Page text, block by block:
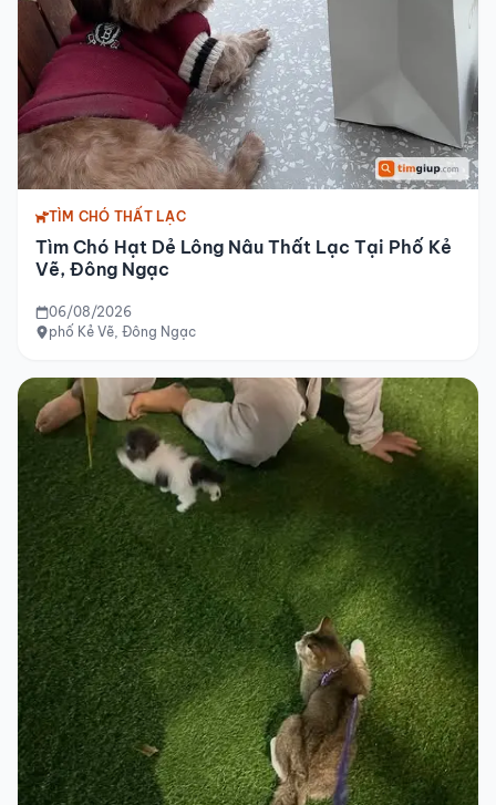
TÌM CHÓ THẤT LẠC
Tìm Chó Hạt Dẻ Lông Nâu Thất Lạc Tại Phố Kẻ
Vẽ, Đông Ngạc
06/08/2026
phố Kẻ Vẽ, Đông Ngạc